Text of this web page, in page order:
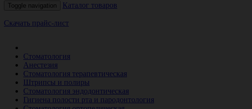
Toggle navigation Каталог товаров
Скачать прайс-лист
Стоматология
Анестезия
Стоматология терапевтическая
Штрипсы и полиры
Стоматология эндодонтическая
Гигиена полости рта и пародонтология